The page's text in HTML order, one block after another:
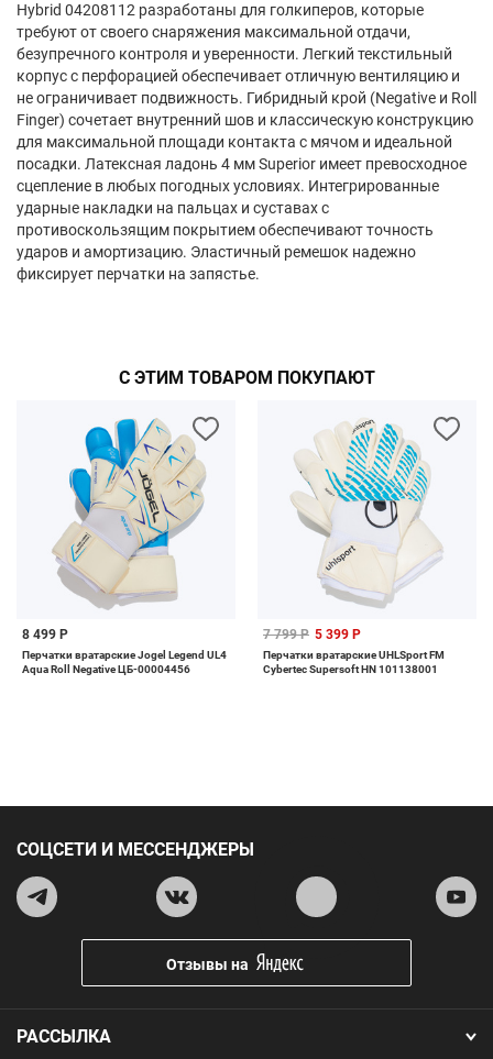
Hybrid 04208112 разработаны для голкиперов, которые
требуют от своего снаряжения максимальной отдачи,
безупречного контроля и уверенности. Легкий текстильный
корпус с перфорацией обеспечивает отличную вентиляцию и
не ограничивает подвижность. Гибридный крой (Negative и Roll
Finger) сочетает внутренний шов и классическую конструкцию
для максимальной площади контакта с мячом и идеальной
посадки. Латексная ладонь 4 мм Superior имеет превосходное
сцепление в любых погодных условиях. Интегрированные
ударные накладки на пальцах и суставах с
противоскользящим покрытием обеспечивают точность
ударов и амортизацию. Эластичный ремешок надежно
фиксирует перчатки на запястье.
С ЭТИМ ТОВАРОМ ПОКУПАЮТ
8 499 Р
Перчатки вратарские Jogel Legend UL4
Aqua Roll Negative ЦБ-00004456
7 799 Р 5 399 Р
Перчатки вратарские UHLSport FM
Cybertec Supersoft HN 101138001
РАССЫЛКА
СОЦСЕТИ И МЕССЕНДЖЕРЫ
Отзывы на